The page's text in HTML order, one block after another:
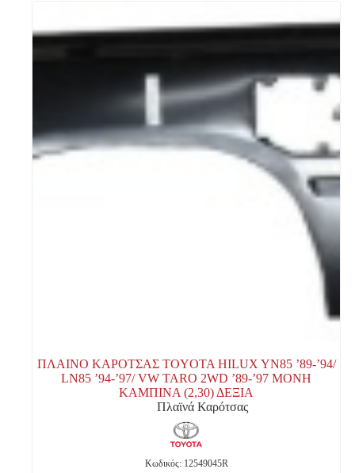
ΠΛΑΙΝΟ ΚΑΡΟΤΣΑΣ TOYOTA HILUX YN85 ’89-’94/
LN85 ’94-’97/ VW TARO 2WD ’89-’97 ΜΟΝΗ
ΚΑΜΠΙΝΑ (2,30) ΔΕΞΙΑ
Πλαϊνά Καρότσας
Κωδικός: 12549045R